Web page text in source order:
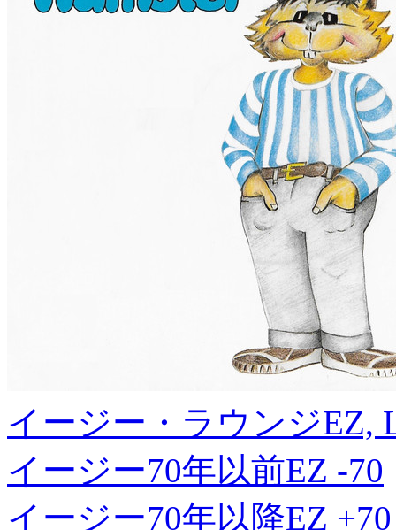
イージー・ラウンジEZ,
イージー70年以前EZ -70
イージー70年以降EZ +70